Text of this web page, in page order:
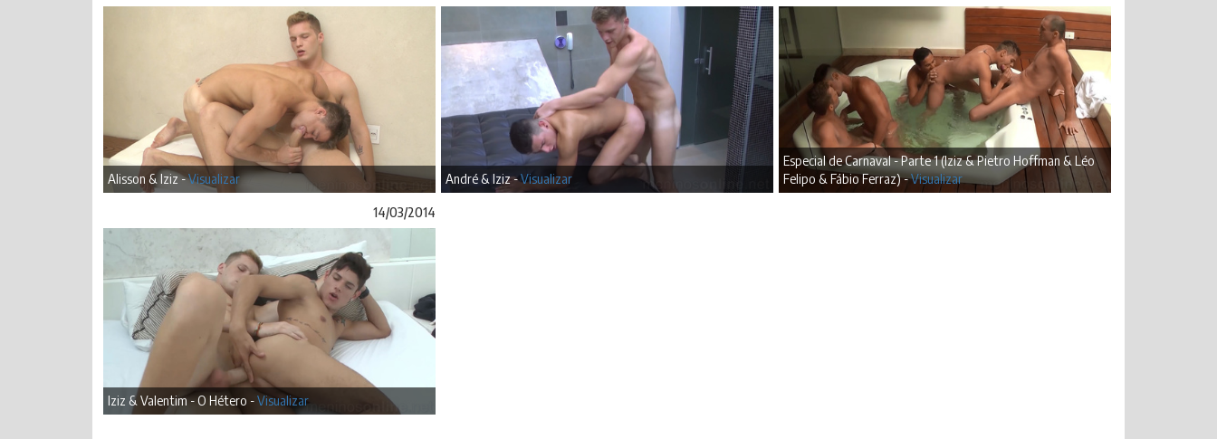
Alisson & Iziz -Visualizar André & Iziz -Visualizar
Especial de Carnaval - Parte 1 (Iziz & Pietro Hoffman & Léo
Felipo & Fábio Ferraz) -Visualizar
14/03/2014
Iziz & Valentim - O Hétero -Visualizar